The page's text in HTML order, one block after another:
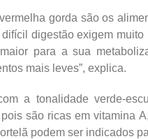
gorda são os
digestão exigem
para a sua
mais leves”, explica.
a tonalidade verde-
são ricas em vitamina
podem ser indicados